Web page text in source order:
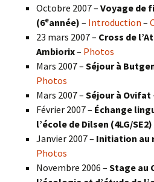
Octobre 2007 – Voyage de
(6eannée) – Introduction –
23 mars 2007 – Cross de
Ambiorix– Photos
Mars 2007 – Séjour à
Photos
Mars 2007 – Séjour à Ovifat
Février 2007 – Échange
l’école de Dilsen (4LG/SE2)
Janvier 2007 – Initiation au
Photos
Novembre 2006 – Stage au